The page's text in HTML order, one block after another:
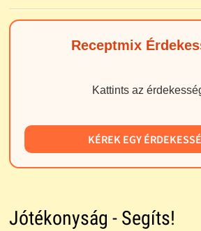
Receptmix
Kattints az
KÉREK EGY
Jótékonyság - Segíts!